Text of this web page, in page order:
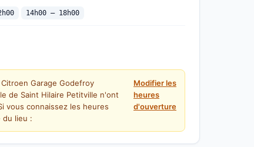
14h00 — 18h00
Garage Godefroy
de Saint Hilaire Petitville n'ont
vous connaissez les heures
lieu :
Modifier les
heures
d'ouverture